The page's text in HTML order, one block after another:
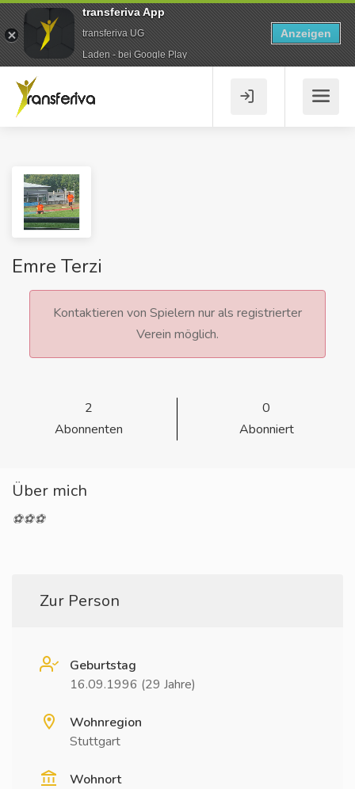
Emre Terzi
Kontaktieren von Spielern nur als registrierter
Verein möglich.
2
Abonnenten
0
Abonniert
Über mich
⚽️⚽️⚽️
Zur Person
Geburtstag
16.09.1996 (29 Jahre)
Wohnregion
Stuttgart
Wohnort
transferiva App
transferiva UG
Laden - bei Google Play
Anzeigen